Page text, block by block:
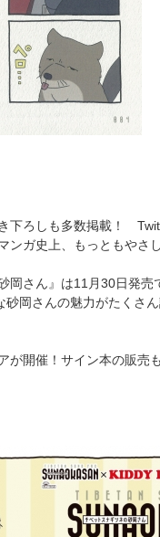
下ろしも多数掲載！
ンガ史上、もっともやさ
岡さん』は11月30日発売
砂岡さんの魅力がたくさ
が開催！サイン本の販売も